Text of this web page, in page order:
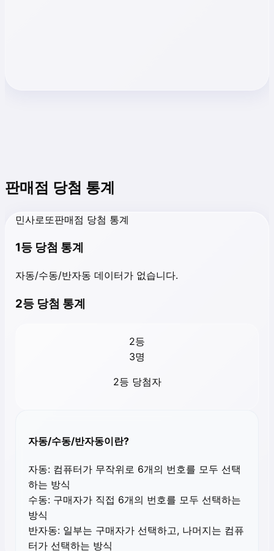
판매점 당첨 통계
민사로또판매점 당첨 통계
1등 당첨 통계
자동/수동/반자동 데이터가 없습니다.
2등 당첨 통계
2등
3명
2등 당첨자
자동/수동/반자동이란?
자동: 컴퓨터가 무작위로 6개의 번호를 모두 선택
하는 방식
수동: 구매자가 직접 6개의 번호를 모두 선택하는
방식
반자동: 일부는 구매자가 선택하고, 나머지는 컴퓨
터가 선택하는 방식